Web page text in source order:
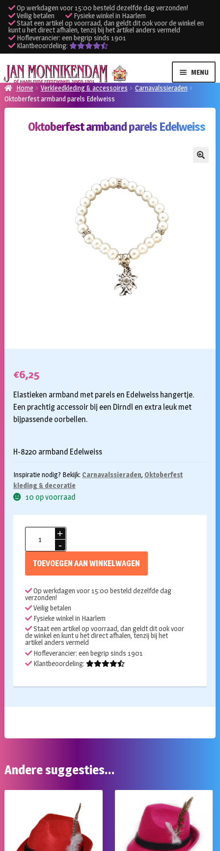
Op werkdagen voor 15:00 besteld dezelfde dag verzonden!
Veilig betalen
Fysieke winkel in Haarlem
Staat een artikel op voorraad, dan geldt dit ook voor de winkel en
kunt u het direct afhalen, tenzij bij het artikel anders vermeld
Hofleverancier: een begrip sinds 1901
Klantbeoordeling:
Ga
door
naar
navigatie
Ga
naar
de
inhoud
MENU
Verhuur kleding
Verhuur apparatuur
Home Verkleedkleding & accessoires
Carnavalssieraden
Oktoberfest armband parels Edelweiss
Oktoberfest armband parels Edelweiss
€6,25
Elastieken armband met parels en Edelweiss hangertje.
Een prachtig accessoir bij een Dirndl en extra leuk met
bijpassende oorbellen.
H-8220 armband Edelweiss
Inspiratie nodig? Bekijk: Carnavalssieraden, Oktoberfest
kleding & decoratie
10 op voorraad
Oktoberfest
armband
TOEVOEGEN AAN WINKELWAGEN
Op werkdagen voor 15:00 besteld dezelfde dag
verzonden!
Veilig betalen
Fysieke winkel in Haarlem
Staat een artikel op voorraad, dan geldt dit ook voor
de winkel en kunt u het direct afhalen, tenzij bij het
artikel anders vermeld
Hofleverancier: een begrip sinds 1901
Klantbeoordeling:
Andere suggesties…